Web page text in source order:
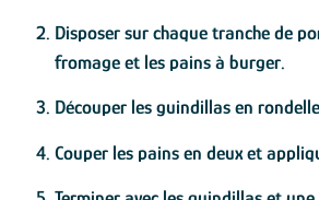
Disposer sur chaque tranche de
fromage et les pains à burger.
Découper les guindillas en
Couper les pains en deux et